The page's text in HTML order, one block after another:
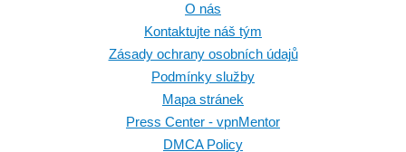
O nás
Kontaktujte náš tým
Zásady ochrany osobních údajů
Podmínky služby
Mapa stránek
Press Center - vpnMentor
DMCA Policy